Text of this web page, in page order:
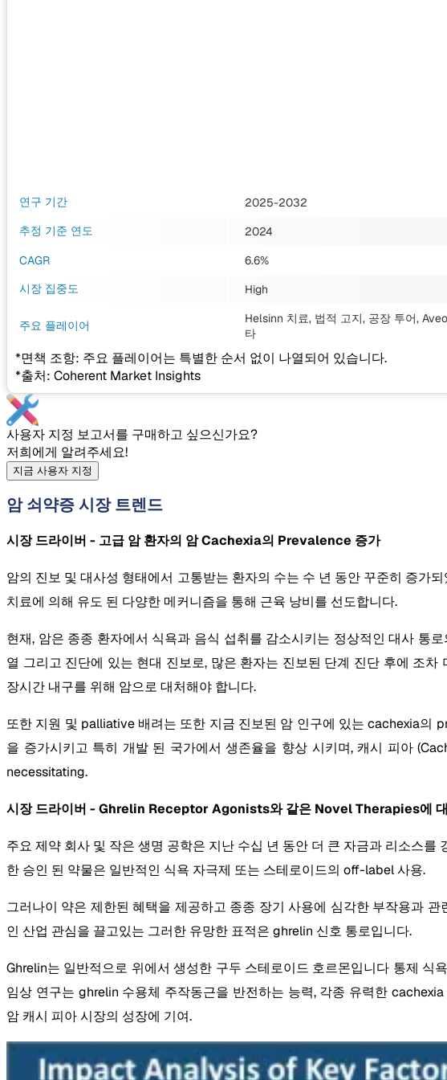
연구 기간
2025-2032
추정 기준 연도
2024
CAGR
6.6%
시장 집중도
High
주요 플레이어 Helsinn 치료, 법적 고지, 공장 투어,
타
*면책 조항: 주요 플레이어는 특별한 순서 없이 나열되어 있습니다.
*출처: Coherent Market Insights
사용자 지정 보고서를 구매하고 싶으신가요?
저희에게 알려주세요!
지금 사용자 지정
암 쇠약증 시장 트렌드
시장 드라이버 - 고급 암 환자의 암 Cachexia의 Prevalence 증가
암의 진보 및 대사성 형태에서 고통받는 환자의 수는 수 년 동안 꾸준히 증가
치료에 의해 유도 된 다양한 메커니즘을 통해 근육 낭비를 선도합니다.
현재, 암은 종종 환자에서 식욕과 음식 섭취를 감소시키는 정상적인 대사
열 그리고 진단에 있는 현대 진보로, 많은 환자는 진보된 단계 진단 후에 조
장시간 내구를 위해 암으로 대처해야 합니다.
또한 지원 및 palliative 배려는 또한 지금 진보된 암 인구에 있는 cachexia의
을 증가시키고 특히 개발 된 국가에서 생존율을 향상 시키며, 캐시 피아
necessitating.
시장 드라이버 - Ghrelin Receptor Agonists와 같은 Novel Therapies에 대
주요 제약 회사 및 작은 생명 공학은 지난 수십 년 동안 더 큰 자금과 리소스
한 승인 된 약물은 일반적인 식욕 자극제 또는 스테로이드의 off-label 사용.
그러나이 약은 제한된 혜택을 제공하고 종종 장기 사용에 심각한 부작용과
인 산업 관심을 끌고있는 그러한 유망한 표적은 ghrelin 신호 통로입니다.
Ghrelin는 일반적으로 위에서 생성한 구두 스테로이드 호르몬입니다 통제
임상 연구는 ghrelin 수용체 주작동근을 반전하는 능력, 각종 유력한
암 캐시 피아 시장의 성장에 기여.